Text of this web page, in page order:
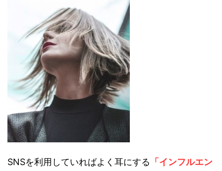
SNSを利用していればよく耳にする 「インフルエン